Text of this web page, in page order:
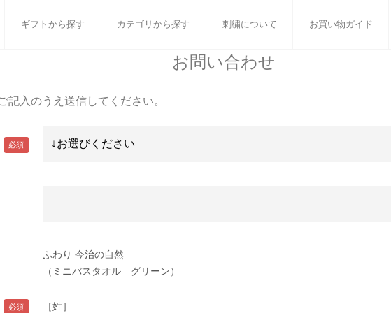
ギフトから探す カテゴリから探す 刺繍について お買い物ガイド
ッズ タオル雑貨
お問い合わせ
入のうえ送信してください。
ふわり 今治の自然
（ミニバスタオル グリーン）
［姓］